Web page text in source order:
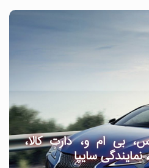
بی ام و، دارت کالا،
نمایندگی سایپا